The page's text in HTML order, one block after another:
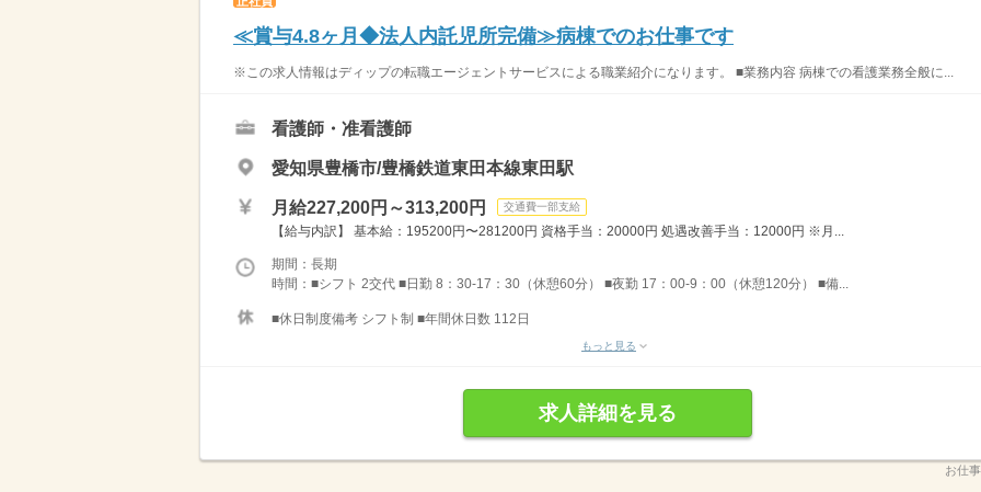
≪賞与4.8ヶ月◆法人内託児所完備≫病棟でのお仕事です
※この求人情報はディップの転職エージェントサービスによる職業紹介になります。 ■業務内容 病棟での看護業務全般に...
看護師・准看護師
愛知県豊橋市/豊橋鉄道東田本線東田駅
月給227,200円～313,200円 交通費一部支給
【給与内訳】 基本給：195200円〜281200円 資格手当：20000円 処遇改善手当：12000円 ※月...
期間：長期
時間：■シフト 2交代 ■日勤 8：30-17：30（休憩60分） ■夜勤 17：00-9：00（休憩120分） ■備...
■休日制度備考 シフト制 ■年間休日数 112日
もっと見る
求人詳細を見る
お仕事